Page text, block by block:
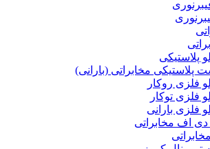
پلاستیکی
پلاستیکی مخابراتی (بارانی)
فلزی روکار
فلزی توکار
فلزی بارانی
دی اف مخابراتی